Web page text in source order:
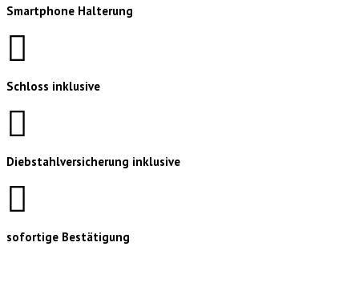
Smartphone Halterung
Schloss inklusive
Diebstahlversicherung inklusive
sofortige Bestätigung